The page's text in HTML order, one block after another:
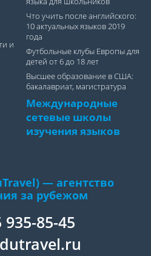
и
Что учить после английского:
10 актуальных языков 2019
года
Футбольные клубы Европы для
детей от 6 до 18 лет
Высшее образование в США:
бакалавриат, магистратура
Международные
сетевые школы
изучения языков
— агентство
за рубежом
935-85-45